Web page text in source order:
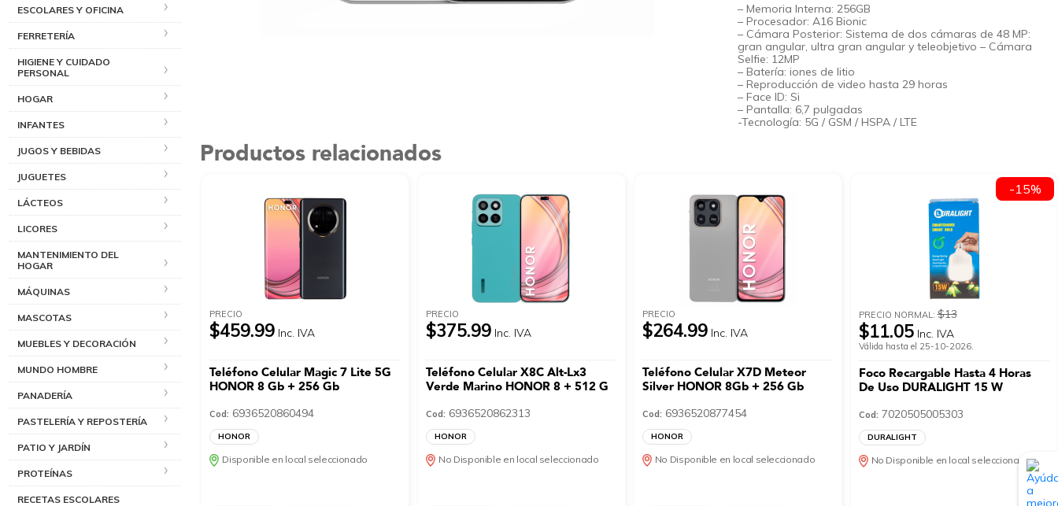
ESCOLARES Y OFICINA
FERRETERÍA
HIGIENE Y CUIDADO
PERSONAL
HOGAR
INFANTES
JUGOS Y BEBIDAS
JUGUETES
LÁCTEOS
LICORES
MANTENIMIENTO DEL
HOGAR
MÁQUINAS
MASCOTAS
MUEBLES Y DECORACIÓN
MUNDO HOMBRE
PANADERÍA
PASTELERÍA Y REPOSTERÍA
PATIO Y JARDÍN
PROTEÍNAS
RECETAS ESCOLARES
– Memoria Interna: 256GB
– Procesador: A16 Bionic
– Cámara Posterior: Sistema de dos cámaras de 48 MP:
gran angular, ultra gran angular y teleobjetivo – Cámara
Selfie: 12MP
– Batería: iones de litio
– Reproducción de video hasta 29 horas
– Face ID: Si
– Pantalla: 6,7 pulgadas
-Tecnología: 5G / GSM / HSPA / LTE
Productos relacionados
PRECIO
$459.99 Inc. IVA
Teléfono Celular Magic 7 Lite 5G
HONOR 8 Gb + 256 Gb
Cod: 6936520860494
HONOR
Disponible en local seleccionado
PRECIO
$375.99 Inc. IVA
Teléfono Celular X8C Alt-Lx3
Verde Marino HONOR 8 + 512 G
Cod: 6936520862313
HONOR
No Disponible en local seleccionado
PRECIO
$264.99 Inc. IVA
Teléfono Celular X7D Meteor
Silver HONOR 8Gb + 256 Gb
Cod: 6936520877454
HONOR
No Disponible en local seleccionado
PRECIO NORMAL:$13
$11.05 Inc. IVA
Válida hasta el 25-10-2026.
Foco Recargable Hasta 4 Horas
De Uso DURALIGHT 15 W
Cod: 7020505005303
DURALIGHT
No Disponible en local seleccionado
-15%